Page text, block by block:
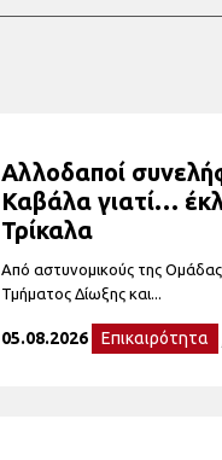
Αλλοδαποί
Καβάλα γιατί…
Τρίκαλα
Από αστυνομικούς της
Τμήματος Δίωξης και...
05.08.2026 Επικαιρότητα